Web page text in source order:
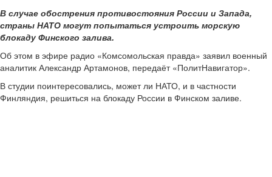
В случае обострения противостояния России и Запада,
страны НАТО могут попытаться устроить морскую
блокаду Финского залива.
Об этом в эфире радио «Комсомольская правда» заявил военный
аналитик Александр Артамонов, передаёт «ПолитНавигатор».
В студии поинтересовались, может ли НАТО, и в частности
Финляндия, решиться на блокаду России в Финском заливе.